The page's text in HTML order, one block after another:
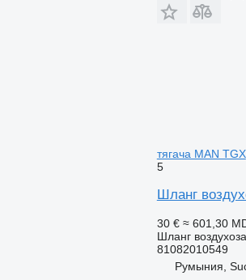
тягача MAN TGX
5
Шланг
30 € ≈ 601,30
Шланг
81082010549
Румыния,